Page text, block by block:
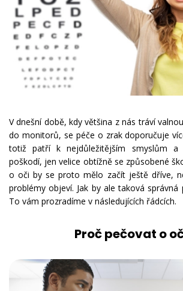
V dnešní době, kdy většina z nás tráví
do monitorů, se péče o zrak doporučuje
totiž patří k nejdůležitějším smyslům a
poškodí, jen velice obtížně se způsobené
o oči by se proto mělo začít ještě dříve,
problémy objeví. Jak by ale taková správná
To vám prozradíme v následujících řádcích.
Proč pečovat o